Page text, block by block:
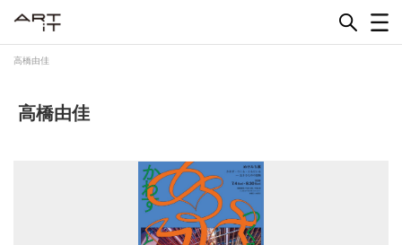
content
高橋由佳
高橋由佳